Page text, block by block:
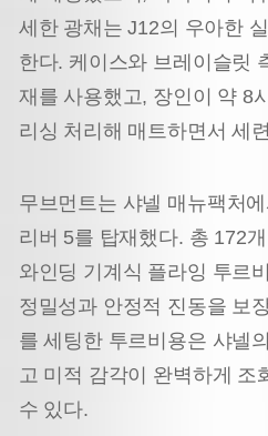
세한 광채는 J12의 우아한
한다. 케이스와 브레이슬릿
재를 사용했고, 장인이 약 8
리싱 처리해 매트하면서 세
무브먼트는 샤넬 매뉴팩처
리버 5를 탑재했다. 총 172
와인딩 기계식 플라잉 투르
정밀성과 안정적 진동을 보
를 세팅한 투르비용은 샤넬
고 미적 감각이 완벽하게 조
수 있다.